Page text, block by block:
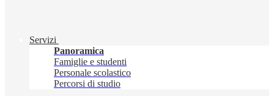
Servizi
Panoramica
Famiglie e studenti
Personale scolastico
Percorsi di studio